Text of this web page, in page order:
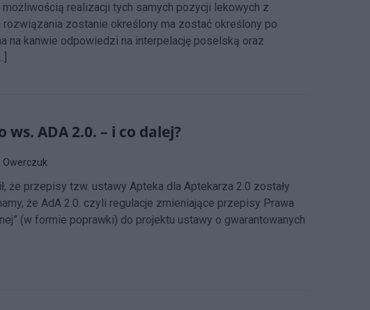
realizacji tych samych pozycji lekowych z
zostanie określony ma zostać określony po
na kanwie odpowiedzi na interpelację poselską oraz
ADA 2.0. – i co dalej?
Owerczuk
że przepisy tzw. ustawy Apteka dla Aptekarza 2.0 zostały
że AdA 2.0. czyli regulacje zmieniające przepisy Prawa
(w formie poprawki) do projektu ustawy o gwarantowanych